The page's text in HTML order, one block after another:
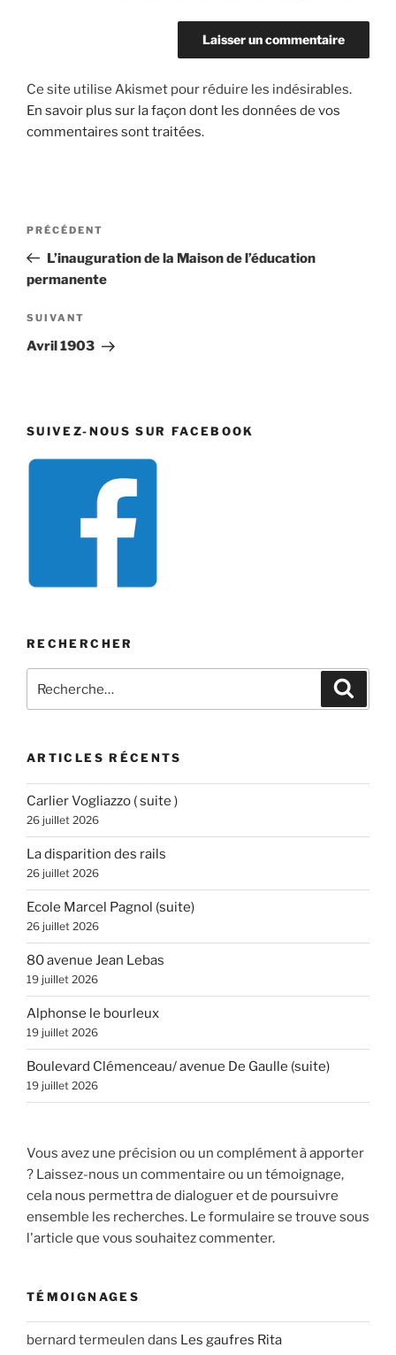
Ce site utilise Akismet pour réduire les indésirables.
En savoir plus sur la façon dont les données de vos
commentaires sont traitées.
Navigation
l’article
Article
précédent
PRÉCÉDENT
L’inauguration de la Maison de l’éducation
permanente
Article
suivant
SUIVANT
Avril 1903
SUIVEZ-NOUS SUR FACEBOOK
RECHERCHER
pour
ARTICLES RÉCENTS
Carlier Vogliazzo ( suite )
26 juillet 2026
La disparition des rails
26 juillet 2026
Ecole Marcel Pagnol (suite)
26 juillet 2026
80 avenue Jean Lebas
19 juillet 2026
Alphonse le bourleux
19 juillet 2026
Boulevard Clémenceau/ avenue De Gaulle (suite)
19 juillet 2026
Vous avez une précision ou un complément à apporter
? Laissez-nous un commentaire ou un témoignage,
cela nous permettra de dialoguer et de poursuivre
ensemble les recherches. Le formulaire se trouve sous
l'article que vous souhaitez commenter.
TÉMOIGNAGES
bernard termeulen dans Les gaufres Rita